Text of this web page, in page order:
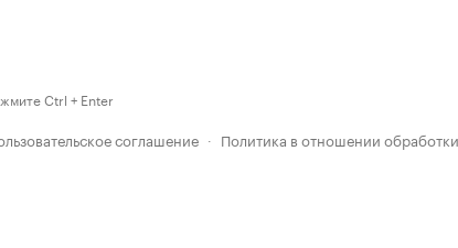
Ctrl + Enter
соглашение · Политика в отношении